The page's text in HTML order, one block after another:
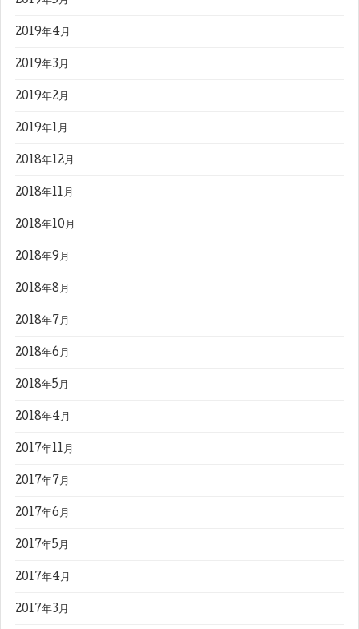
2019年4月
2019年3月
2019年2月
2019年1月
2018年12月
2018年11月
2018年10月
2018年9月
2018年8月
2018年7月
2018年6月
2018年5月
2018年4月
2017年11月
2017年7月
2017年6月
2017年5月
2017年4月
2017年3月